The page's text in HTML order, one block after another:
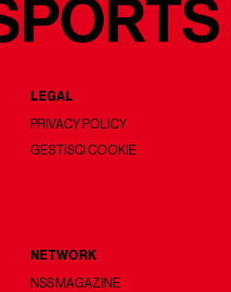
LEGAL
PRIVACY POLICY
GESTISCI COOKIE
NETWORK
NSS MAGAZINE